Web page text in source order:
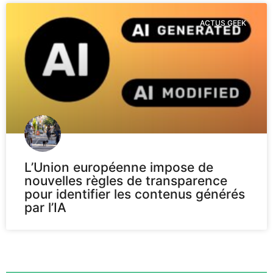
ACTUS GEEK
L’Union européenne impose de
nouvelles règles de transparence
pour identifier les contenus générés
par l’IA